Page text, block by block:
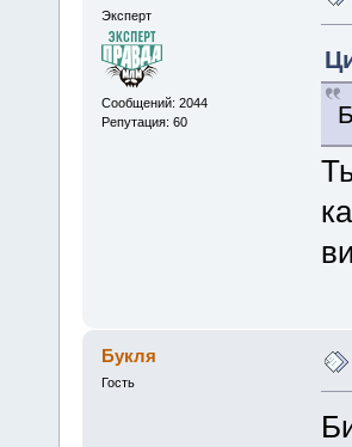
Эксперт
Сообщений: 2044
Репутация: 60
Букля
Гость